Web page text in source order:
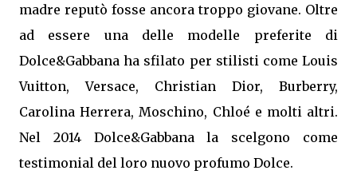
madre reputò fosse ancora troppo giovane. Oltre
ad essere una delle modelle preferite di
Dolce&Gabbana ha sfilato per stilisti come Louis
Vuitton, Versace, Christian Dior, Burberry,
Carolina Herrera, Moschino, Chloé e molti altri.
Nel 2014 Dolce&Gabbana la scelgono come
testimonial del loro nuovo profumo Dolce.